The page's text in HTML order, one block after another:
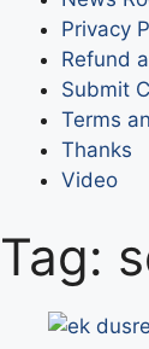
Privacy
Refund
Submit
Terms
Thanks
Video
Tag: